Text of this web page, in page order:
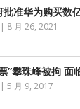
批准华为购买数
| 8 月 26, 2021
”攀珠峰被拘 面
| 5 月 9, 2017